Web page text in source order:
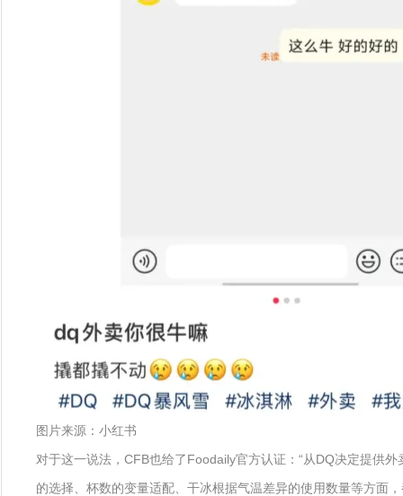
图片来源：小红书
对于这一说法，CFB也给了Foodaily官方认证：“从DQ决定提供
的选择、杯数的变量适配、干冰根据气温差异的使用数量等方面